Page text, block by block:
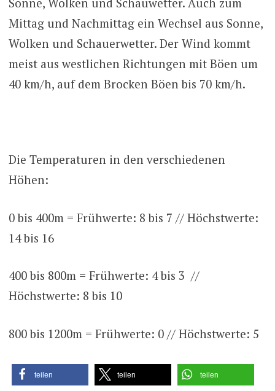
Mittag und Nachmittag ein Wechsel aus Sonne,
Wolken und Schauerwetter. Der Wind kommt
meist aus westlichen Richtungen mit Böen um
40 km/h, auf dem Brocken Böen bis 70 km/h.
Die Temperaturen in den verschiedenen
Höhen:
0 bis 400m = Frühwerte: 8 bis 7 // Höchstwerte:
14 bis 16
400 bis 800m = Frühwerte: 4 bis 3 //
Höchstwerte: 8 bis 10
800 bis 1200m = Frühwerte: 0 // Höchstwerte: 5
teilen teilen teilen